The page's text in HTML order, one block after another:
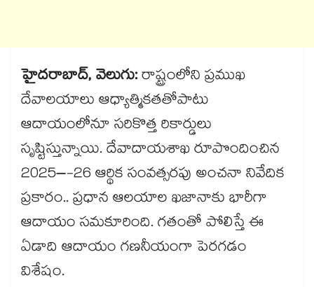
హైదరాబాద్, వెలుగు:రాష్ట్రంలోని ప్రముఖ
దేవాలయాలు ఆధ్యాత్మికతతోపాటు
ఆదాయంలోనూ సరికొత్త రికార్డులు
సృష్టిస్తున్నాయి. దేవాదాయశాఖ రూపొందించిన
2025–-26 ఆర్థిక సంవత్సరపు అంచనా నివేదిక
ప్రకారం.. ప్రధాన ఆలయాల ఖజానాకు భారీగా
ఆదాయం సమకూరింది. గతంతో పోలిస్తే ఈ
ఏడాది ఆదాయం గణనీయంగా పెరగడం
విశేషం.